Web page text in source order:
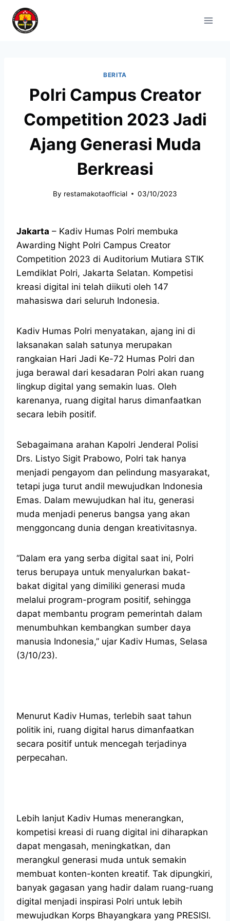
BERITA
Polri Campus Creator
Competition 2023 Jadi
Ajang Generasi Muda
Berkreasi
By restamakotaofficial 03/10/2023
Jakarta – Kadiv Humas Polri membuka
Awarding Night Polri Campus Creator
Competition 2023 di Auditorium Mutiara STIK
Lemdiklat Polri, Jakarta Selatan. Kompetisi
kreasi digital ini telah diikuti oleh 147
mahasiswa dari seluruh Indonesia.
Kadiv Humas Polri menyatakan, ajang ini di
laksanakan salah satunya merupakan
rangkaian Hari Jadi Ke-72 Humas Polri dan
juga berawal dari kesadaran Polri akan ruang
lingkup digital yang semakin luas. Oleh
karenanya, ruang digital harus dimanfaatkan
secara lebih positif.
Sebagaimana arahan Kapolri Jenderal Polisi
Drs. Listyo Sigit Prabowo, Polri tak hanya
menjadi pengayom dan pelindung masyarakat,
tetapi juga turut andil mewujudkan Indonesia
Emas. Dalam mewujudkan hal itu, generasi
muda menjadi penerus bangsa yang akan
menggoncang dunia dengan kreativitasnya.
“Dalam era yang serba digital saat ini, Polri
terus berupaya untuk menyalurkan bakat-
bakat digital yang dimiliki generasi muda
melalui program-program positif, sehingga
dapat membantu program pemerintah dalam
menumbuhkan kembangkan sumber daya
manusia Indonesia,” ujar Kadiv Humas, Selasa
(3/10/23).
Menurut Kadiv Humas, terlebih saat tahun
politik ini, ruang digital harus dimanfaatkan
secara positif untuk mencegah terjadinya
perpecahan.
Lebih lanjut Kadiv Humas menerangkan,
kompetisi kreasi di ruang digital ini diharapkan
dapat mengasah, meningkatkan, dan
merangkul generasi muda untuk semakin
membuat konten-konten kreatif. Tak dipungkiri,
banyak gagasan yang hadir dalam ruang-ruang
digital menjadi inspirasi Polri untuk lebih
mewujudkan Korps Bhayangkara yang PRESISI.